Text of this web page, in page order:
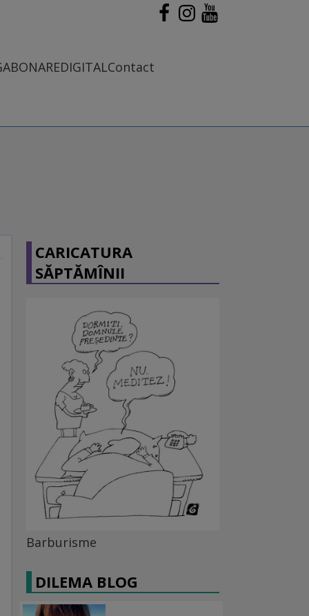
ABONAREDIGITALContact
CARICATURA
SĂPTĂMÎNII
Barburisme
DILEMA BLOG